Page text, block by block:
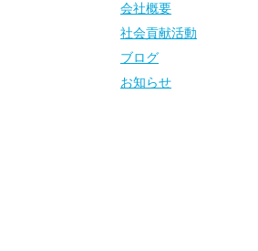
会社概要
社会貢献活動
ブログ
お知らせ